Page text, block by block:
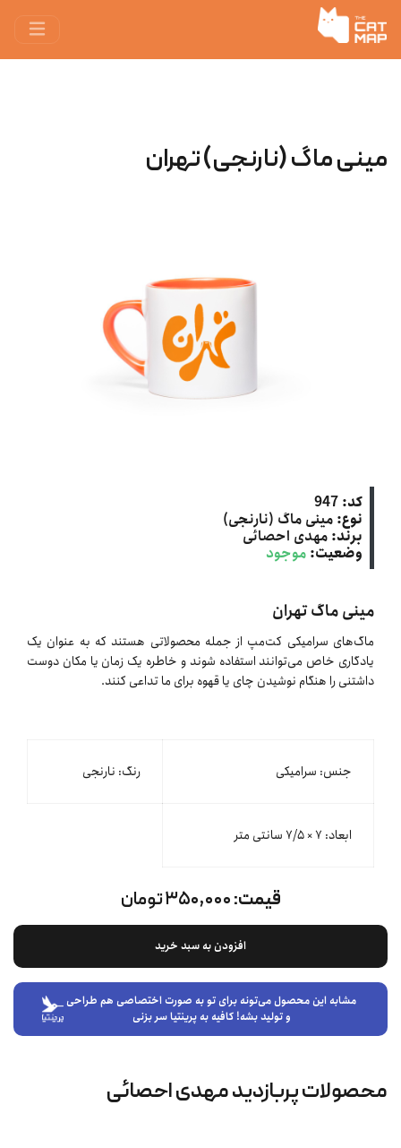
مینی ماگ (نارنجی) تهران
کد: 947
نوع: مینی ماگ (نارنجی)
برند: مهدی احصائی
وضعیت: موجود
مینی ماگ تهران
ماگ‌های سرامیکی کت‌مپ از جمله محصولاتی هستند که به عنوان یک
یادگاری خاص می‌توانند استفاده شوند و خاطره یک زمان یا مکان دوست
داشتنی را هنگام نوشیدن چای یا قهوه برای ما تداعی کنند.
جنس: سرامیکی رنگ: نارنجی
ابعاد: ۷ × ۷/۵ سانتی متر
قیمت:۳۵۰,۰۰۰ تومان
افزودن به سبد خرید
مشابه این محصول می‌تونه برای تو به صورت اختصاصی هم طراحی
و تولید بشه! کافیه به پرینتیا سر بزنی
محصولات پربازدید مهدی احصائی